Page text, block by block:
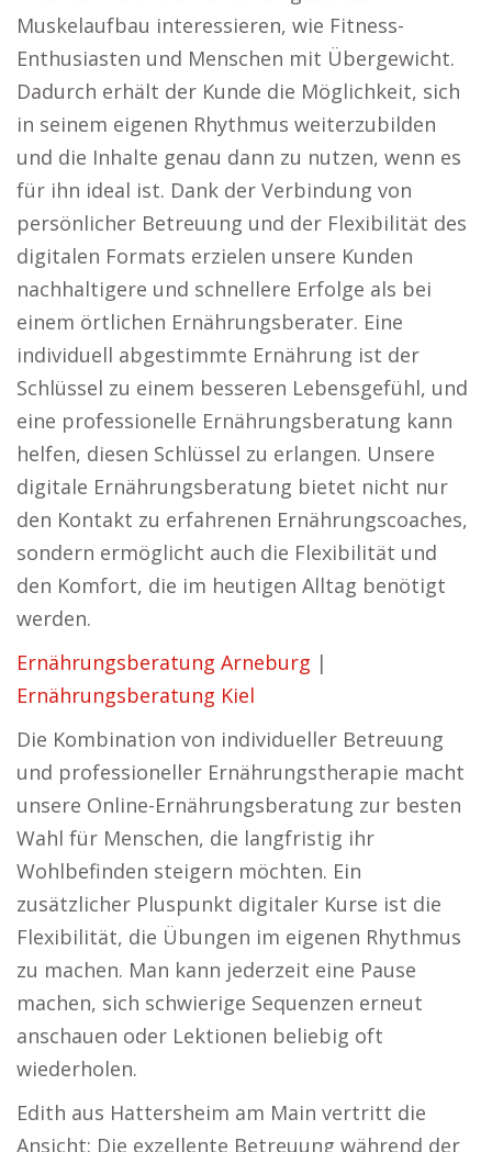
Muskelaufbau interessieren, wie Fitness-
Enthusiasten und Menschen mit Übergewicht.
Dadurch erhält der Kunde die Möglichkeit, sich
in seinem eigenen Rhythmus weiterzubilden
und die Inhalte genau dann zu nutzen, wenn es
für ihn ideal ist. Dank der Verbindung von
persönlicher Betreuung und der Flexibilität des
digitalen Formats erzielen unsere Kunden
nachhaltigere und schnellere Erfolge als bei
einem örtlichen Ernährungsberater. Eine
individuell abgestimmte Ernährung ist der
Schlüssel zu einem besseren Lebensgefühl, und
eine professionelle Ernährungsberatung kann
helfen, diesen Schlüssel zu erlangen. Unsere
digitale Ernährungsberatung bietet nicht nur
den Kontakt zu erfahrenen Ernährungscoaches,
sondern ermöglicht auch die Flexibilität und
den Komfort, die im heutigen Alltag benötigt
werden.
Ernährungsberatung Arneburg |
Ernährungsberatung Kiel
Die Kombination von individueller Betreuung
und professioneller Ernährungstherapie macht
unsere Online-Ernährungsberatung zur besten
Wahl für Menschen, die langfristig ihr
Wohlbefinden steigern möchten. Ein
zusätzlicher Pluspunkt digitaler Kurse ist die
Flexibilität, die Übungen im eigenen Rhythmus
zu machen. Man kann jederzeit eine Pause
machen, sich schwierige Sequenzen erneut
anschauen oder Lektionen beliebig oft
wiederholen.
Edith aus Hattersheim am Main vertritt die
Ansicht: Die exzellente Betreuung während der